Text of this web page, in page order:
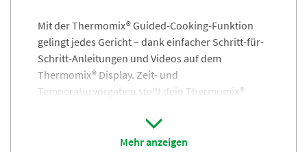
Mit der Thermomix® Guided-Cooking-Funktion
gelingt jedes Gericht – dank einfacher Schritt-für-
Schritt-Anleitungen und Videos auf dem
Thermomix® Display. Zeit- und
Temperaturvorgaben stellt dein Thermomix®
Funktion gelingt es auch ungeübten Köchen,
Gerichte zuzubereiten, die sie sich sonst vielleicht
Mehr anzeigen